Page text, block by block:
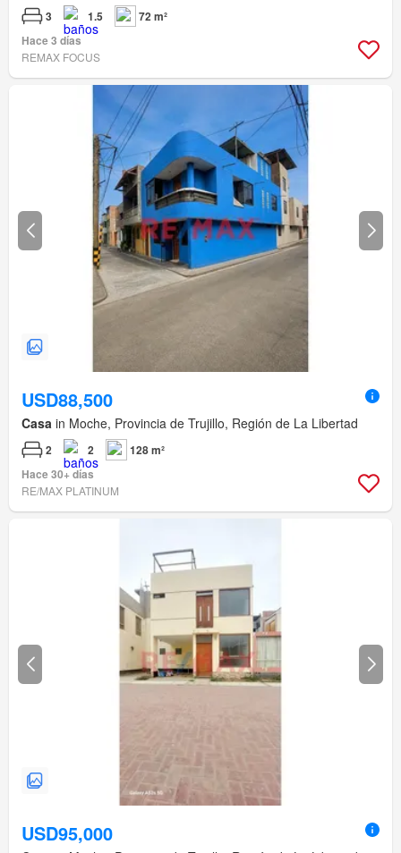
3 1.5
72 m²
Hace 3 días
REMAX FOCUS
USD88,500
Casa in Moche, Provincia de Trujillo, Región de La Libertad
2 2
128 m²
Hace 30+ días
RE/MAX PLATINUM
USD95,000